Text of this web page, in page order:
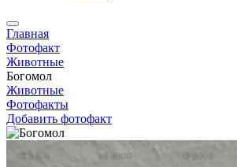
Главная
Фотофакт
Животные
Богомол
Животные
Фотофакты
Добавить фотофакт